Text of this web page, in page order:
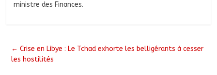
ministre des Finances.
← Crise en Libye : Le Tchad exhorte les belligérants à cesser
les hostilités